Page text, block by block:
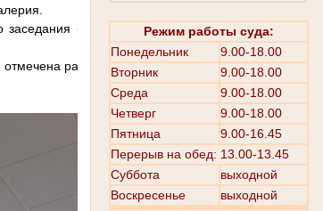
Режим работы суда:
Понедельник
9.00-18.00
Вторник
9.00-18.00
Среда
9.00-18.00
Четверг
9.00-18.00
Пятница
9.00-16.45
Перерыв на обед: 13.00-13.45
Суббота
выходной
Воскресенье
выходной
- Золотаревой Кристины
работа помощника судьи -